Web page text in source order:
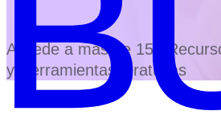
Accede a más de 150
y Herramientas Gratuitas